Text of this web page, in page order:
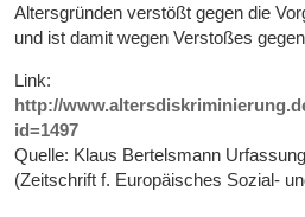
Altersgründen verstößt gegen die
und ist damit wegen Verstoßes
Link:
http://
id=1497
Quelle: Klaus Bertelsmann
(Zeitschrift f. Europäisches Sozial-